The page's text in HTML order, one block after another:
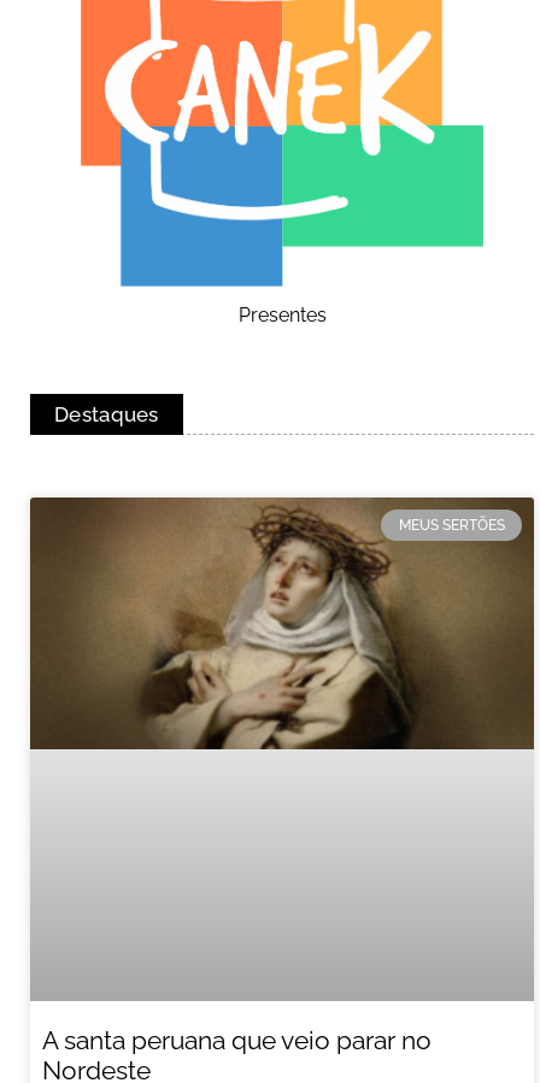
Presentes
Destaques
MEUS SERTÕES
A santa peruana que veio parar no
Nordeste